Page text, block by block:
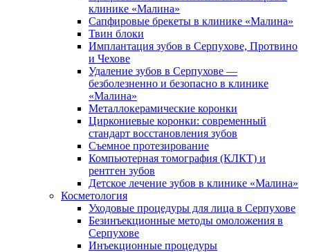
клинике «Малина»
Сапфировые брекеты в клинике «Малина»
Твин блоки
Имплантация зубов в Серпухове, Протвино
и Чехове
Удаление зубов в Серпухове —
безболезненно и безопасно в клинике
«Малина»
Металлокерамические коронки
Циркониевые коронки: современный
стандарт восстановления зубов
Съемное протезирование
Компьютерная томография (КЛКТ) и
рентген зубов
Детское лечение зубов в клинике «Малина»
Косметология
Уходовые процедуры для лица в Серпухове
Безинъекционные методы омоложения в
Серпухове
Инъекционные процедуры